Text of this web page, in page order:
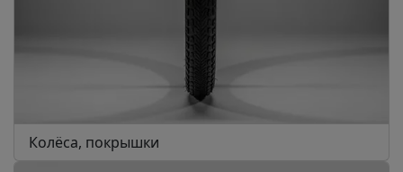
Колёса, покрышки